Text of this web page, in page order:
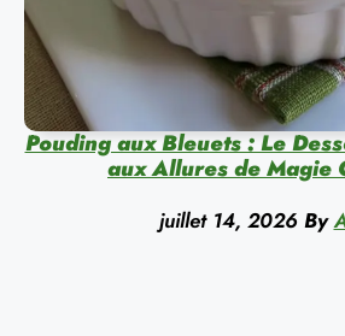
Pouding aux Bleuets : Le
aux Allures de Magie
juillet 14, 2026 By